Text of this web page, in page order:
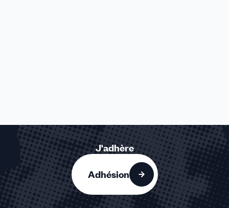
J'adhère
Adhésion